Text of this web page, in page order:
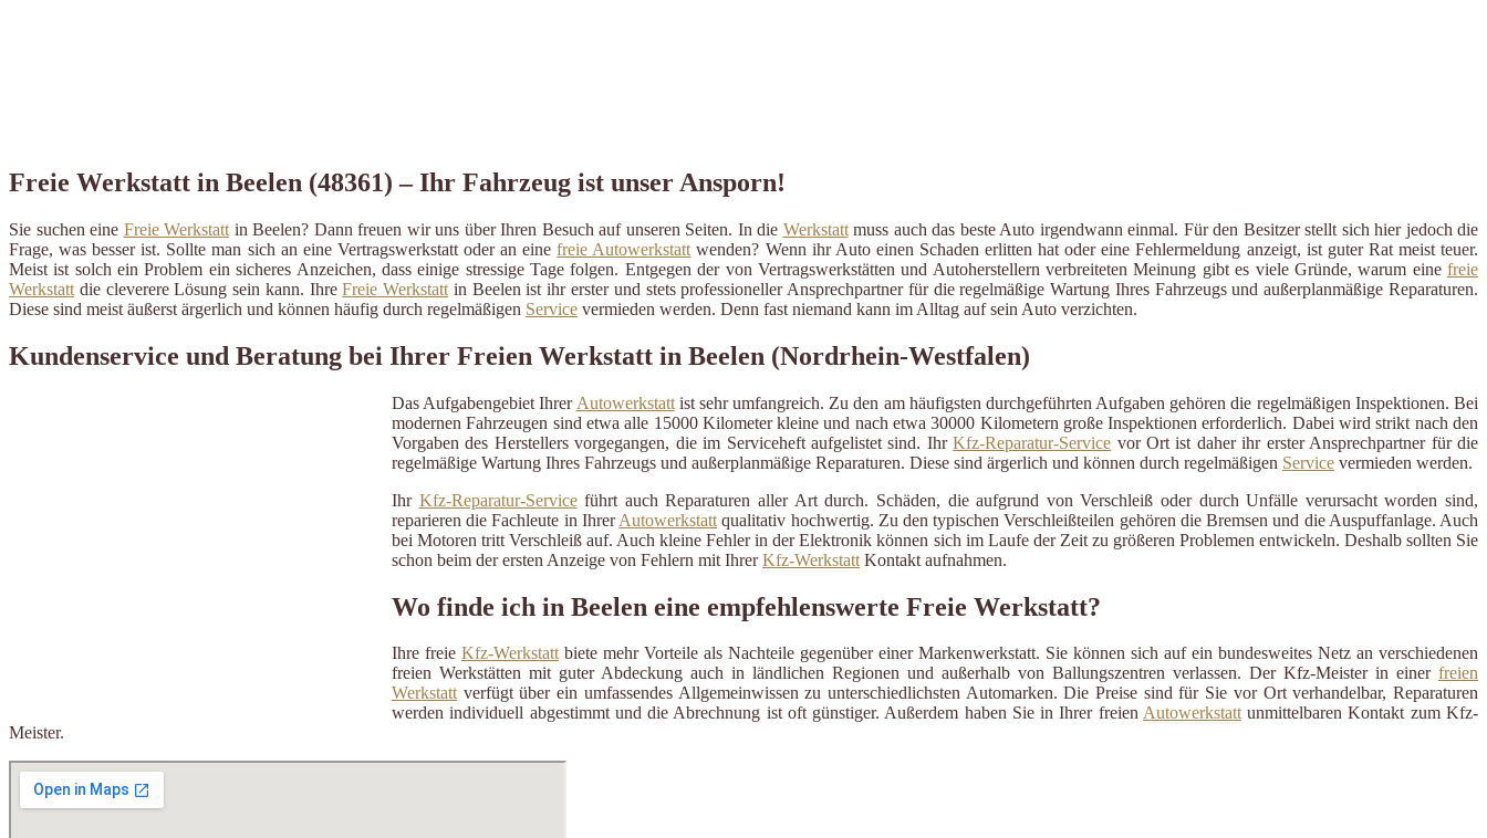
Freie Werkstatt in Beelen (48361) – Ihr Fahrzeug ist unser Ansporn!
Sie suchen eine Freie Werkstatt in Beelen? Dann freuen wir uns über Ihren Besuch auf unseren Seiten. In die Werkstattmuss auch das beste Auto irgendwann einmal. Für den Besitzer stellt sich hier jedoch die
Frage, was besser ist. Sollte man sich an eine Vertragswerkstatt oder an einefreie Autowerkstatt wenden? Wenn ihr Auto einen Schaden erlitten hat oder eine Fehlermeldung anzeigt, ist guter Rat meist teuer.
Meist ist solch ein Problem ein sicheres Anzeichen, dass einige stressige Tage folgen. Entgegen der von Vertragswerkstätten und Autoherstellern verbreiteten Meinung gibt es viele Gründe, warum eine freie
Werkstatt die cleverere Lösung sein kann. IhreFreie Werkstatt in Beelen ist ihr erster und stets professioneller Ansprechpartner für die regelmäßige Wartung Ihres Fahrzeugs und außerplanmäßige Reparaturen.
Diese sind meist äußerst ärgerlich und können häufig durch regelmäßigen Service vermieden werden. Denn fast niemand kann im Alltag auf sein Auto verzichten.
Kundenservice und Beratung bei Ihrer Freien Werkstatt in Beelen (Nordrhein-Westfalen)
Das Aufgabengebiet Ihrer Autowerkstattist sehr umfangreich. Zu den am häufigsten durchgeführten Aufgaben gehören die regelmäßigen Inspektionen. Bei
modernen Fahrzeugen sind etwa alle 15000 Kilometer kleine und nach etwa 30000 Kilometern große Inspektionen erforderlich. Dabei wird strikt nach den
Vorgaben des Herstellers vorgegangen, die im Serviceheft aufgelistet sind. IhrKfz-Reparatur-Service vor Ort ist daher ihr erster Ansprechpartner für die
regelmäßige Wartung Ihres Fahrzeugs und außerplanmäßige Reparaturen. Diese sind ärgerlich und können durch regelmäßigen Service vermieden werden.
Ihr Kfz-Reparatur-Serviceführt auch Reparaturen aller Art durch. Schäden, die aufgrund von Verschleiß oder durch Unfälle verursacht worden sind,
reparieren die Fachleute in IhrerAutowerkstatt qualitativ hochwertig. Zu den typischen Verschleißteilen gehören die Bremsen und die Auspuffanlage. Auch
bei Motoren tritt Verschleiß auf. Auch kleine Fehler in der Elektronik können sich im Laufe der Zeit zu größeren Problemen entwickeln. Deshalb sollten Sie
schon beim der ersten Anzeige von Fehlern mit IhrerKfz-Werkstatt Kontakt aufnahmen.
Wo finde ich in Beelen eine empfehlenswerte Freie Werkstatt?
Ihre freie Kfz-Werkstattbiete mehr Vorteile als Nachteile gegenüber einer Markenwerkstatt. Sie können sich auf ein bundesweites Netz an verschiedenen
freien Werkstätten mit guter Abdeckung auch in ländlichen Regionen und außerhalb von Ballungszentren verlassen. Der Kfz-Meister in einer freien
Werkstattverfügt über ein umfassendes Allgemeinwissen zu unterschiedlichsten Automarken. Die Preise sind für Sie vor Ort verhandelbar, Reparaturen
werden individuell abgestimmt und die Abrechnung ist oft günstiger. Außerdem haben Sie in Ihrer freien Autowerkstattunmittelbaren Kontakt zum Kfz-
Meister.